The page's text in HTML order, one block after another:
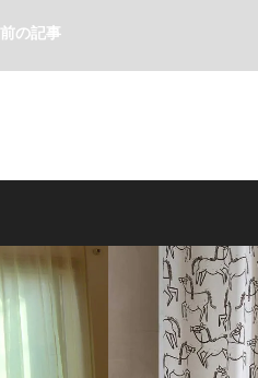
前の記事